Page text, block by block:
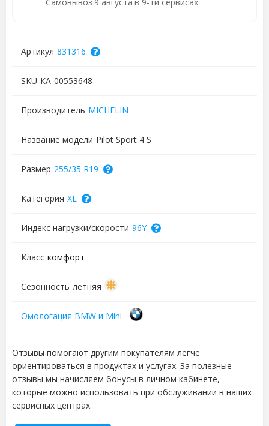
Артикул 831316
SKU КА-00553648
Производитель MICHELIN
Название модели Pilot Sport 4 S
Размер 255/35 R19
Категория XL
Индекс нагрузки/скорости 96Y
Класс комфорт
Сезонность летняя
Омологация BMW и Mini
Отзывы помогают другим покупателям легче
ориентироваться в продуктах и услугах. За полезные
отзывы мы начисляем бонусы в личном кабинете,
которые можно использовать при обслуживании в наших
сервисных центрах.